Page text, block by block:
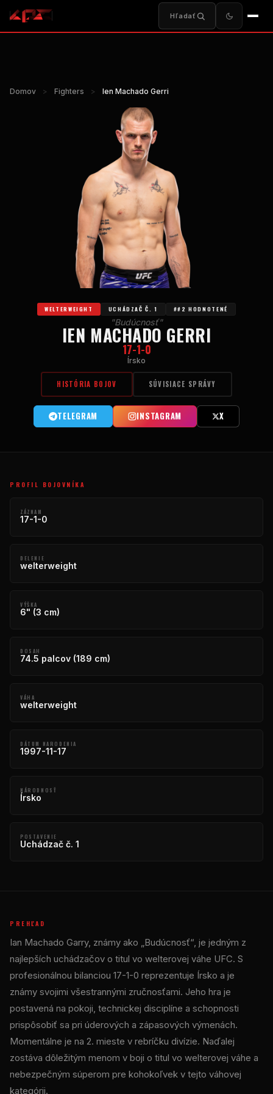
Hľadať
Domov > Fighters > Ien Machado Gerri
WELTERWEIGHT UCHÁDZAČ Č. 1 ##2 HODNOTENÉ
"Budúcnosť"
IEN MACHADO GERRI
17-1-0
Írsko
HISTÓRIA BOJOV SÚVISIACE SPRÁVY
TELEGRAM INSTAGRAM X
PROFIL BOJOVNÍKA
ZÁZNAM
17-1-0
DELENIE
welterweight
VÝŠKA
6" (3 cm)
DOSAH
74.5 palcov (189 cm)
VÁHA
welterweight
DÁTUM NARODENIA
1997-11-17
NÁRODNOSŤ
Írsko
POSTAVENIE
Uchádzač č. 1
PREHĽAD
Ian Machado Garry, známy ako „Budúcnosť“, je jedným z
najlepších uchádzačov o titul vo welterovej váhe UFC. S
profesionálnou bilanciou 17-1-0 reprezentuje Írsko a je
známy svojimi všestrannými zručnosťami. Jeho hra je
postavená na pokoji, technickej disciplíne a schopnosti
prispôsobiť sa pri úderových a zápasových výmenách.
Momentálne je na 2. mieste v rebríčku divízie. Naďalej
zostáva dôležitým menom v boji o titul vo welterovej váhe a
nebezpečným súperom pre kohokoľvek v tejto váhovej
kategórii.